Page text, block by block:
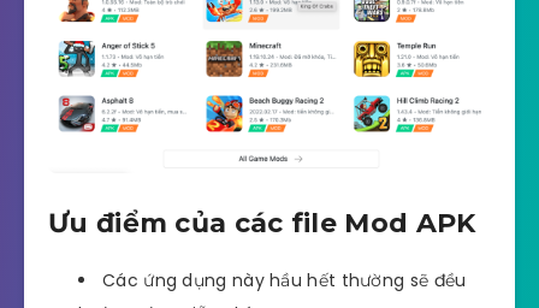
Ưu điểm của các file Mod APK
Các ứng dụng này hầu hết thường sẽ đều